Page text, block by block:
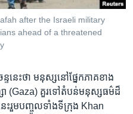
after the Israeli military
ahead of a threatened
នេះ​ថា មនុស្ស​នៅ​ផ្នែក​ភាគ​ខាង​
ា​ (Gaza) គួរ​ទៅ​តំបន់​មនុស្សធម៌​ដ៏​
រួម​បញ្ចូល​ទាំង​ទីក្រុង Khan